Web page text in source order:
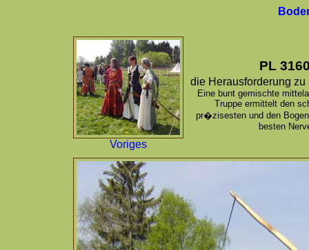
Voriges
PL
die Herausforderung
Eine bunt gemischte
Truppe ermittelt den
pr�zisesten und den
besten